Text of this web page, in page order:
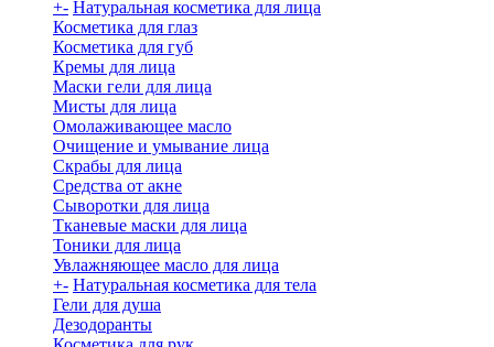
+- Натуральная косметика для лица
Косметика для глаз
Косметика для губ
Кремы для лица
Маски гели для лица
Мисты для лица
Омолаживающее масло
Очищение и умывание лица
Скрабы для лица
Средства от акне
Сыворотки для лица
Тканевые маски для лица
Тоники для лица
Увлажняющее масло для лица
+- Натуральная косметика для тела
Гели для душа
Дезодоранты